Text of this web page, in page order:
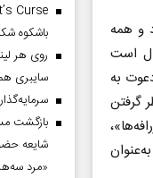
ندارد و همه
است
به
گرفتن
باشکوه
روی هر
سایبری
بازگشت
شایعه
«مرد